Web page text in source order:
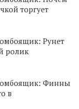
торгует
Рунет
ролик
Финны
в